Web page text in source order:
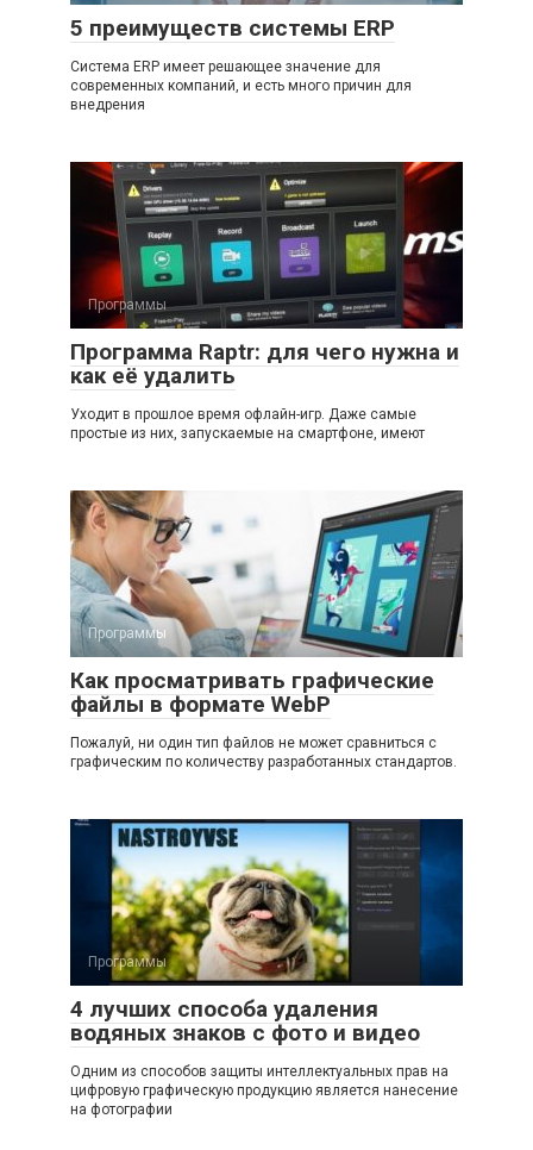
5 преимуществ системы ERP
Система ERP имеет решающее значение для
современных компаний, и есть много причин для
внедрения
Программы
Программа Raptr: для чего нужна и
как её удалить
Уходит в прошлое время офлайн-игр. Даже самые
простые из них, запускаемые на смартфоне, имеют
Программы
Как просматривать графические
файлы в формате WebP
Пожалуй, ни один тип файлов не может сравниться с
графическим по количеству разработанных стандартов.
Программы
4 лучших способа удаления
водяных знаков с фото и видео
Одним из способов защиты интеллектуальных прав на
цифровую графическую продукцию является нанесение
на фотографии